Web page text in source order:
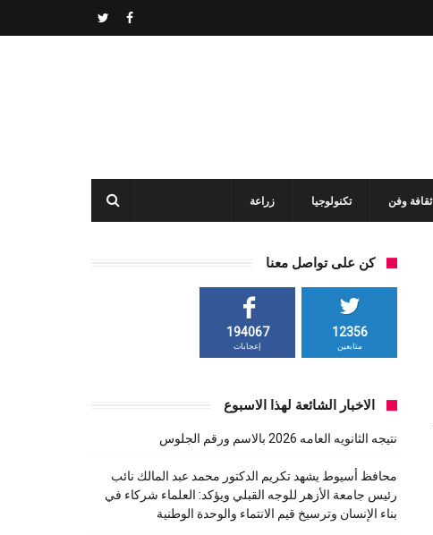
ثقافة وفن تكنولوجيا زراعة
كن على تواصل معنا
12356
متابعين
194067
إعجابات
الاخبار الشائعة لهذا الاسبوع
نتيجه الثانويه العامه 2026 بالاسم ورقم الجلوس
محافظ أسيوط يشهد تكريم الدكتور محمد عبد المالك نائب
رئيس جامعة الأزهر للوجه القبلي ويؤكد: العلماء شركاء في
بناء الإنسان وترسيخ قيم الانتماء والوحدة الوطنية